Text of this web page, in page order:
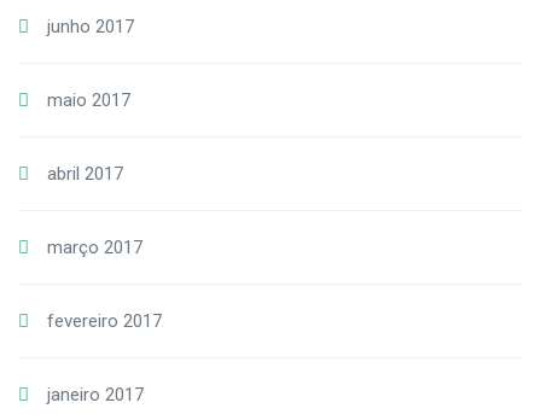
junho 2017
maio 2017
abril 2017
março 2017
fevereiro 2017
janeiro 2017